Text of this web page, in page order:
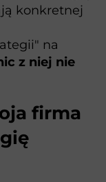
konkretnej
na
z niej nie
firma